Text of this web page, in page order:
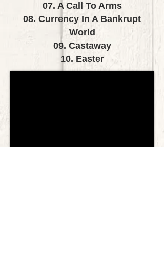
07. A Call To Arms
08. Currency In A Bankrupt
World
09. Castaway
10. Easter